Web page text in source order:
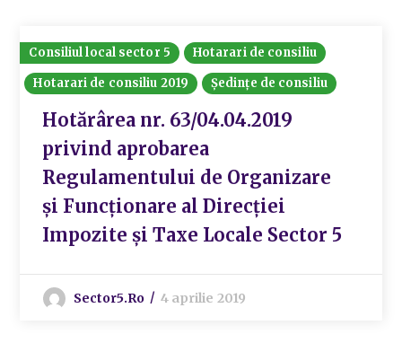
Consiliul local sector 5
Hotarari de consiliu
Hotarari de consiliu 2019
Ședințe de consiliu
Hotărârea nr. 63/04.04.2019
privind aprobarea
Regulamentului de Organizare
și Funcționare al Direcției
Impozite și Taxe Locale Sector 5
Sector5.ro 4 aprilie 2019